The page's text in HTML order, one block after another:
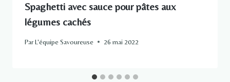
Spaghetti avec sauce pour pâtes aux
légumes cachés
ParL'équipe Savoureuse 26 mai 2022